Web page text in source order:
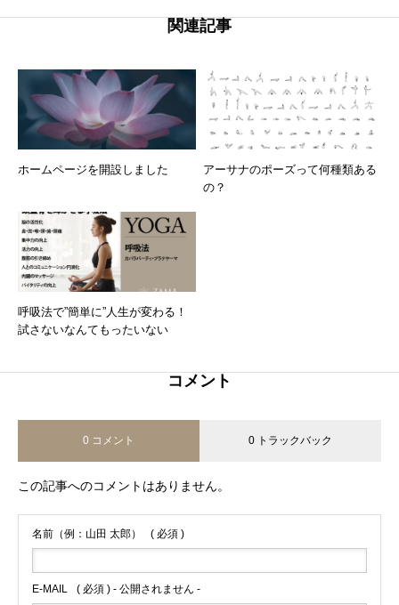
関連記事
ホームページを開設しました
アーサナのポーズって何種類ある
の？
呼吸法で”簡単に”人生が変わる！
試さないなんてもったいない
コメント
0 コメント 0 トラックバック
この記事へのコメントはありません。
名前（例：山田 太郎） ( 必須 )
E-MAIL ( 必須 ) - 公開されません -